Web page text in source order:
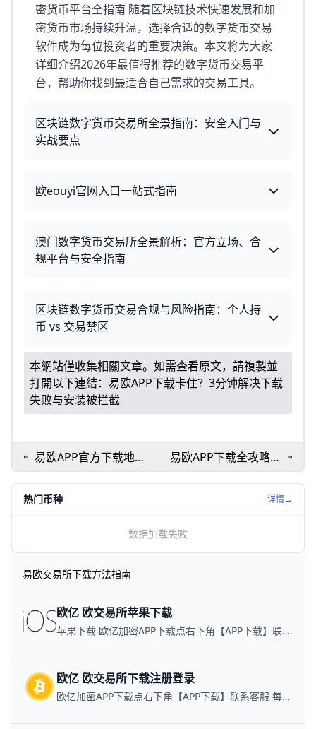
密货币平台全指南 随着区块链技术快速发展和加
密货币市场持续升温，选择合适的数字货币交易
软件成为每位投资者的重要决策。本文将为大家
详细介绍2026年最值得推荐的数字货币交易平
台，帮助你找到最适合自己需求的交易工具。
区块链数字货币交易所全景指南：安全入门与
实战要点
欧eouyi官网入口一站式指南
澳门数字货币交易所全景解析：官方立场、合
规平台与安全指南
区块链数字货币交易合规与风险指南：个人持
币 vs 交易禁区
本網站僅收集相關文章。如需查看原文，請複製並
打開以下連結： 易欧APP下载卡住？3分钟解决下载
失败与安装被拦截
易欧APP官方下载地址
在哪？防钓鱼指南+正
易欧APP下载全攻略：
安卓iOS官方安全安装
热门币种 详情→
数据加载失败
易欧交易所下载方法指南
欧亿 欧交易所苹果下载
苹果下载 欧亿加密APP下载点右下角【APP下载】联系客服 每日更新可用链接
欧亿 欧交易所下载注册登录
欧亿加密APP下载点右下角【APP下载】联系客服 每日更新可用链接